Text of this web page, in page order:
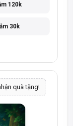
120k
30k
quà tặng!